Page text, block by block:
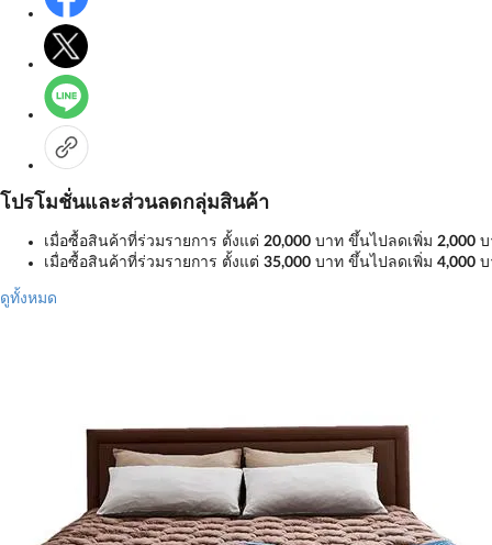
โปรโมชั่นและส่วนลดกลุ่มสินค้า
เมื่อซื้อสินค้าที่ร่วมรายการ ตั้งแต่ 20,000 บาท ขึ้นไปลดเพิ่ม 2,000 บ
เมื่อซื้อสินค้าที่ร่วมรายการ ตั้งแต่ 35,000 บาท ขึ้นไปลดเพิ่ม 4,000 บ
ดูทั้งหมด